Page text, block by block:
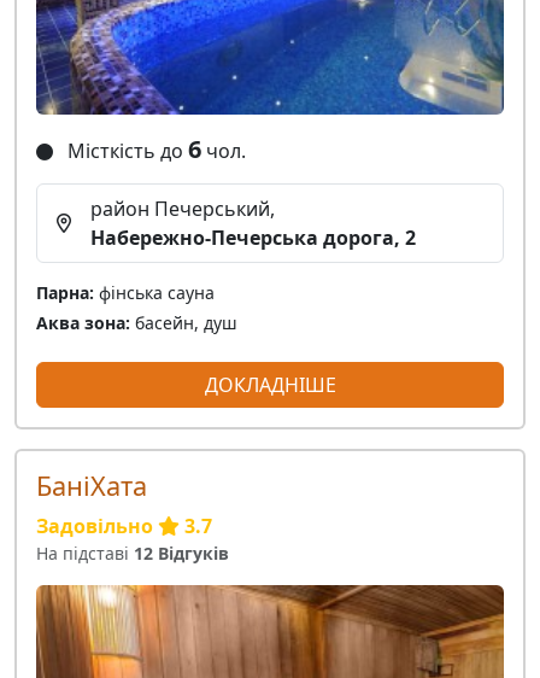
Місткість до 6 чол.
район Печерський,
Набережно-Печерська дорога, 2
Парна: фінська сауна
Аква зона: басейн, душ
ДОКЛАДНІШЕ
БаніХата
Задовільно 3.7
На підставі 12 Відгуків